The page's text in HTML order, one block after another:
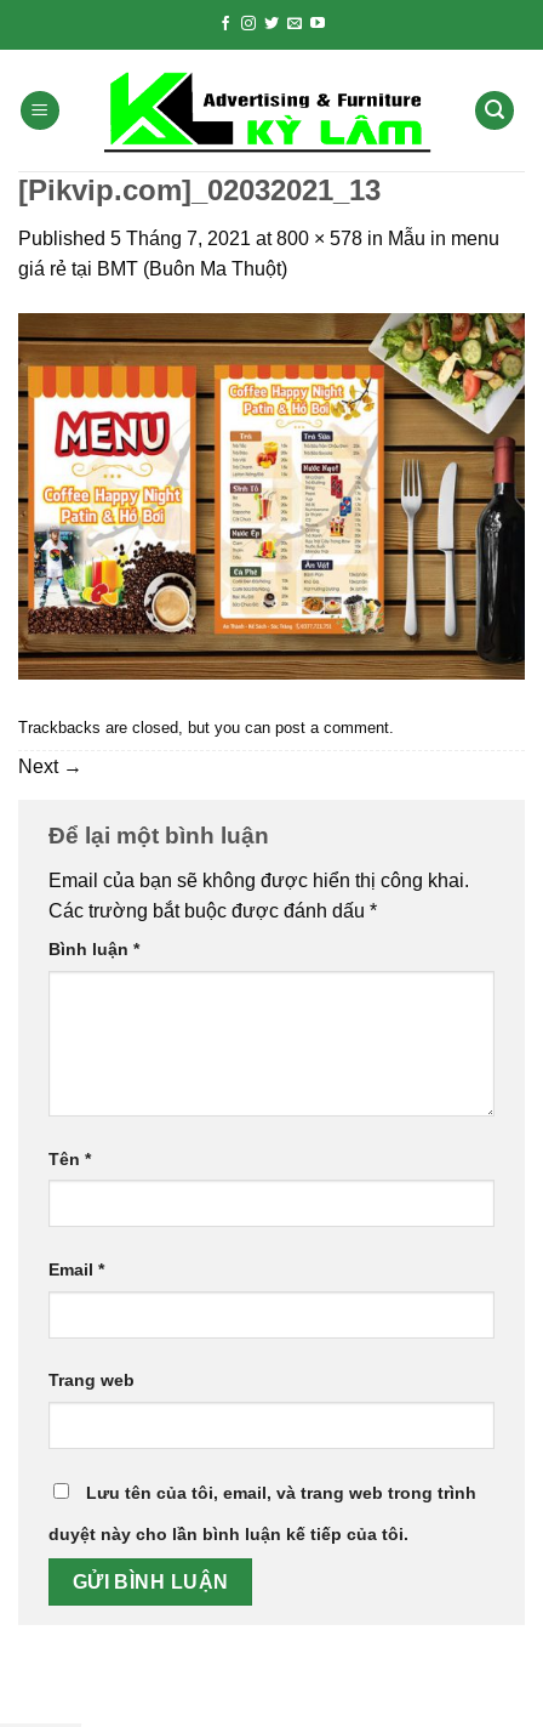
[Pikvip.com]_02032021_13
Published 5 Tháng 7, 2021 at800 × 578 in Mẫu in menu
giá rẻ tại BMT (Buôn Ma Thuột)
Trackbacks are closed, but you can post a comment.
Next →
Để lại một bình luận
Email của bạn sẽ không được hiển thị công khai.
Các trường bắt buộc được đánh dấu *
Bình luận *
Tên *
Email *
Trang web
Lưu tên của tôi, email, và trang web trong trình
duyệt này cho lần bình luận kế tiếp của tôi.